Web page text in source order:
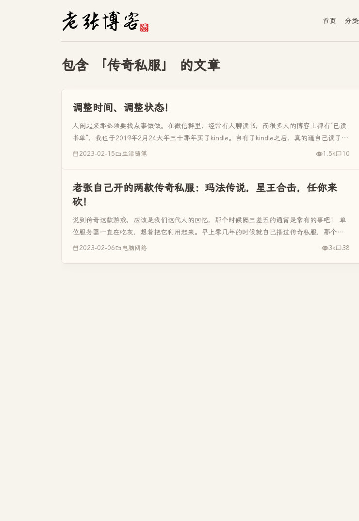
首页 分类
包含 「传奇私服」 的文章
调整时间、调整状态！
人闲起来那必须要找点事做做。在微信群里，经常有人聊读书，而很多人的博客上都有“已读
书单”，我也于2019年2月24大年三十那年买了kindle。自有了kindle之后，真的逼自己读了四
五十本书，说真的，从打入学起，我对语文就不是太感兴趣...
2023-02-15 生活随笔 1.5k 10
老张自己开的两款传奇私服：玛法传说，星王合击，任你来
砍！
说到传奇这款游戏，应该是我们这代人的回忆，那个时候隔三差五的通宵是常有的事吧！ 单
位服务器一直在吃灰，想着把它利用起来。早上零几年的时候就自己搭过传奇私服，那个时
候得要用两台电脑才能拉起来一个传奇私服。既然有硬件条件，自身又搭过传奇私服...
2023-02-06 电脑网络 3k 38